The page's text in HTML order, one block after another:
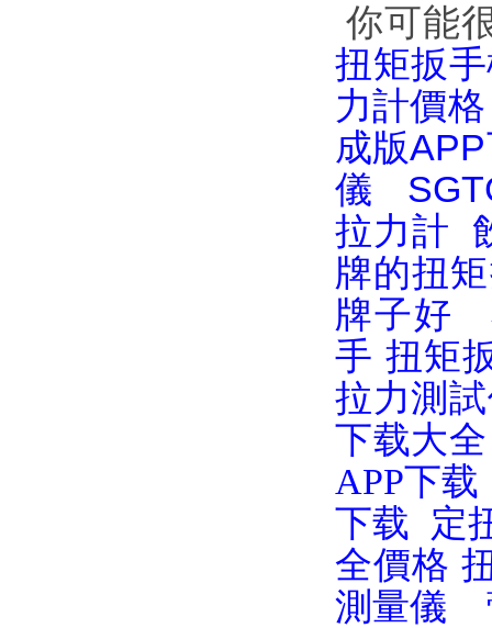
你可能
扭矩扳
力計價格
成版
儀
拉力計
牌的扭
牌子好
手 扭矩
拉力測
下载大全
APP下载
下载
定
全價格
測量儀